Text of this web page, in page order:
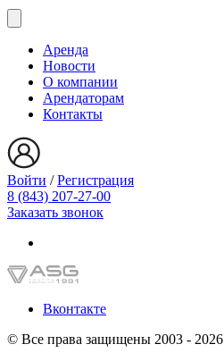
Аренда
Новости
О компании
Арендаторам
Контакты
Войти /Регистрация
8 (843) 207-27-00
Заказать звонок
Вконтакте
© Все права защищены 2003 - 2026